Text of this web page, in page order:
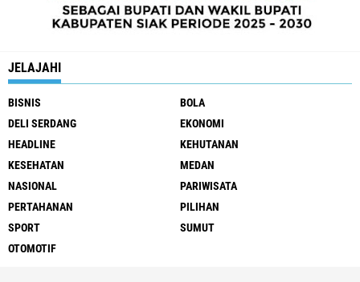
JELAJAHI
BISNIS
BOLA
DELI SERDANG
EKONOMI
HEADLINE
KEHUTANAN
KESEHATAN
MEDAN
NASIONAL
PARIWISATA
PERTAHANAN
PILIHAN
SPORT
SUMUT
OTOMOTIF